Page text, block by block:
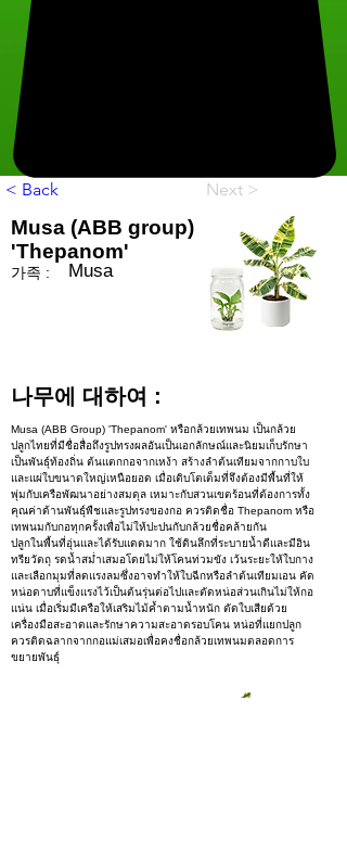
< Back Next >
Musa (ABB group)
'Thepanom'
가족 : Musa
나무에 대하여 :
Musa (ABB Group) 'Thepanom' หรือกล้วยเทพนม เป็นกล้วย
ปลูกไทยที่มีชื่อสื่อถึงรูปทรงผลอันเป็นเอกลักษณ์และนิยมเก็บรักษา
เป็นพันธุ์ท้องถิ่น ต้นแตกกอจากเหง้า สร้างลำต้นเทียมจากกาบใบ
และแผ่ใบขนาดใหญ่เหนือยอด เมื่อเติบโตเต็มที่จึงต้องมีพื้นที่ให้
พุ่มกับเครือพัฒนาอย่างสมดุล เหมาะกับสวนเขตร้อนที่ต้องการทั้ง
คุณค่าด้านพันธุ์พืชและรูปทรงของกอ ควรติดชื่อ Thepanom หรือ
เทพนมกับกอทุกครั้งเพื่อไม่ให้ปะปนกับกล้วยชื่อคล้ายกัน
ปลูกในพื้นที่อุ่นและได้รับแดดมาก ใช้ดินลึกที่ระบายน้ำดีและมีอิน
ทรียวัตถุ รดน้ำสม่ำเสมอโดยไม่ให้โคนท่วมขัง เว้นระยะให้ใบกาง
และเลือกมุมที่ลดแรงลมซึ่งอาจทำให้ใบฉีกหรือลำต้นเทียมเอน คัด
หน่อดาบที่แข็งแรงไว้เป็นต้นรุ่นต่อไปและตัดหน่อส่วนเกินไม่ให้กอ
แน่น เมื่อเริ่มมีเครือให้เสริมไม้ค้ำตามน้ำหนัก ตัดใบเสียด้วย
เครื่องมือสะอาดและรักษาความสะอาดรอบโคน หน่อที่แยกปลูก
ควรติดฉลากจากกอแม่เสมอเพื่อคงชื่อกล้วยเทพนมตลอดการ
ขยายพันธุ์